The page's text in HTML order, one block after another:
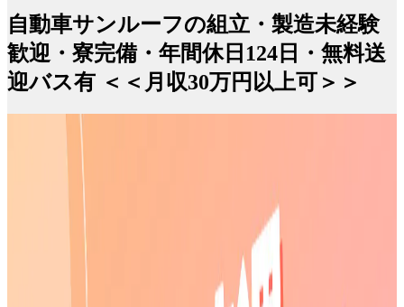
自動車サンルーフの組立・製造未経験
歓迎・寮完備・年間休日124日・無料送
迎バス有 ＜＜月収30万円以上可＞＞